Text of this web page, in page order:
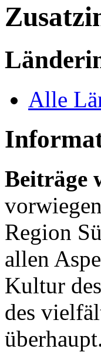
Alle
Beiträge
Region
allen
Kultur
des